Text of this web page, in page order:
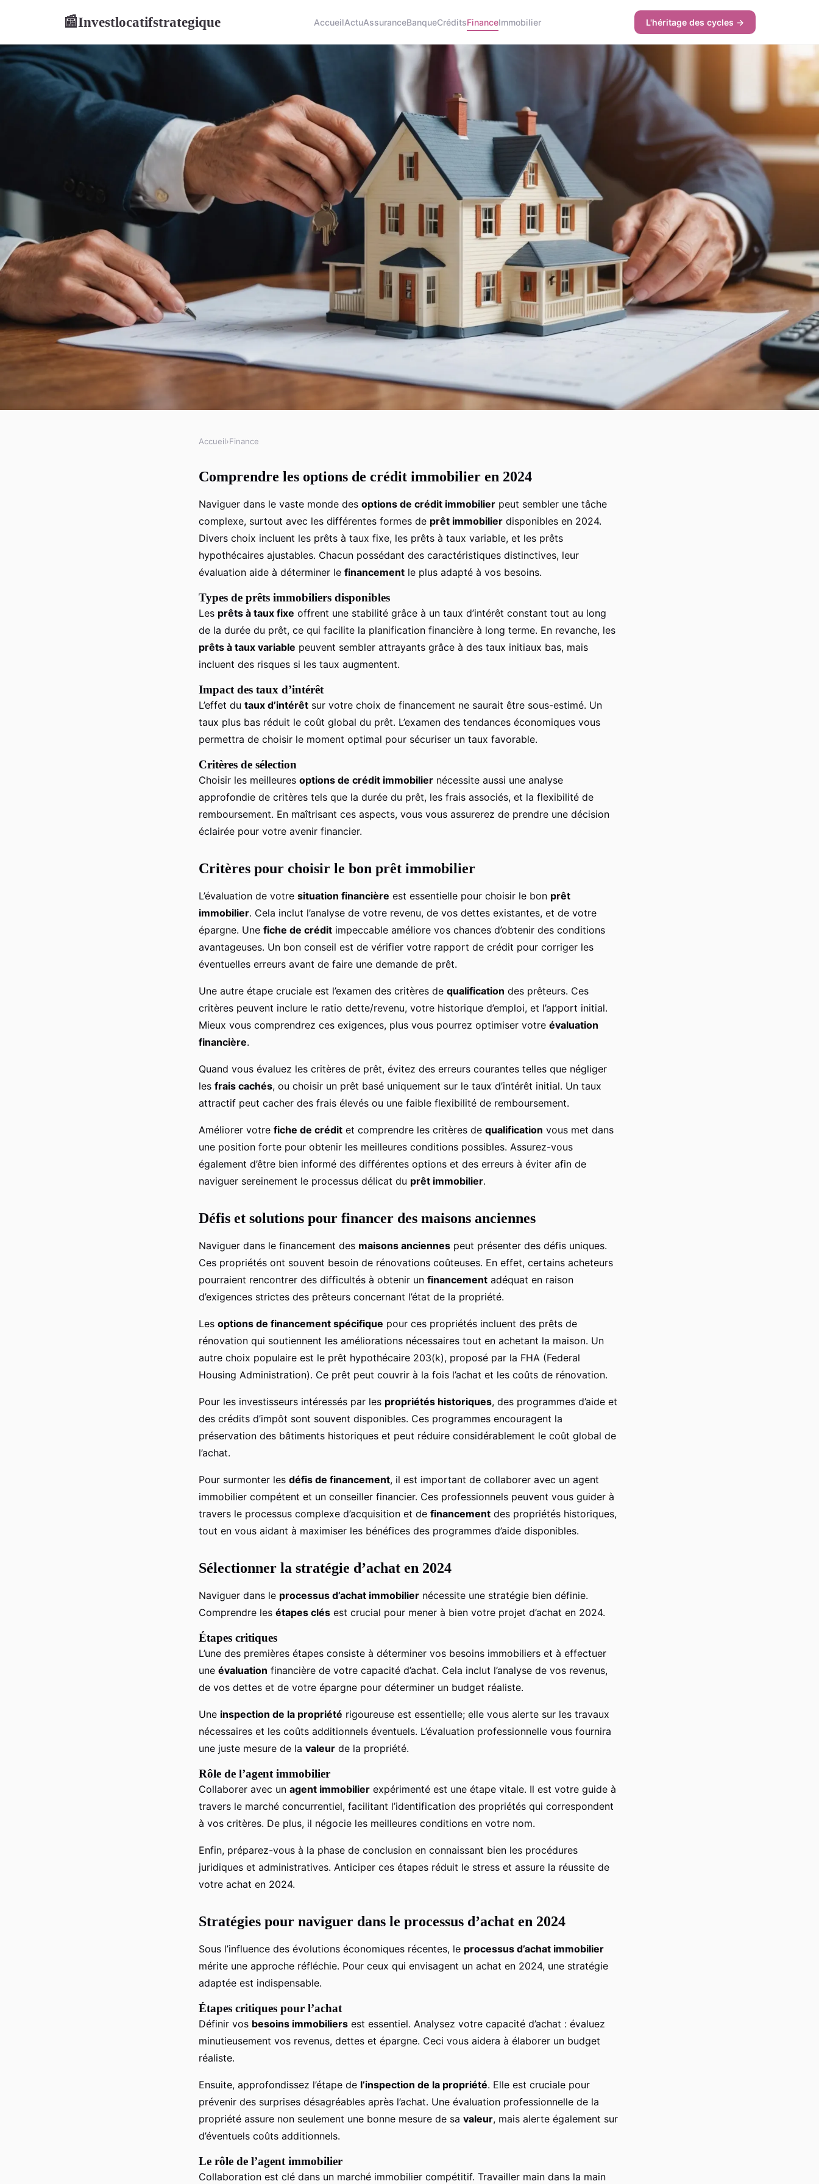
📰Investlocatifstrategique AccueilActuAssuranceBanqueCréditsFinanceImmobilier L'héritage des cycles →
2024 : votre stratégie pour dénicher le
crédit immobilier parfait et acquérir une
propriété ancienne !
Accueil›Finance
Comprendre les options de crédit immobilier en 2024
Naviguer dans le vaste monde des options de crédit immobilier peut sembler une tâche
complexe, surtout avec les différentes formes de prêt immobilier disponibles en 2024.
Divers choix incluent les prêts à taux fixe, les prêts à taux variable, et les prêts
hypothécaires ajustables. Chacun possédant des caractéristiques distinctives, leur
évaluation aide à déterminer le financement le plus adapté à vos besoins.
Types de prêts immobiliers disponibles
Les prêts à taux fixe offrent une stabilité grâce à un taux d’intérêt constant tout au long
de la durée du prêt, ce qui facilite la planification financière à long terme. En revanche, les
prêts à taux variable peuvent sembler attrayants grâce à des taux initiaux bas, mais
incluent des risques si les taux augmentent.
Impact des taux d’intérêt
L’effet du taux d’intérêt sur votre choix de financement ne saurait être sous-estimé. Un
taux plus bas réduit le coût global du prêt. L’examen des tendances économiques vous
permettra de choisir le moment optimal pour sécuriser un taux favorable.
Critères de sélection
Choisir les meilleures options de crédit immobilier nécessite aussi une analyse
approfondie de critères tels que la durée du prêt, les frais associés, et la flexibilité de
remboursement. En maîtrisant ces aspects, vous vous assurerez de prendre une décision
éclairée pour votre avenir financier.
Critères pour choisir le bon prêt immobilier
L’évaluation de votre situation financière est essentielle pour choisir le bon prêt
immobilier. Cela inclut l’analyse de votre revenu, de vos dettes existantes, et de votre
épargne. Une fiche de crédit impeccable améliore vos chances d’obtenir des conditions
avantageuses. Un bon conseil est de vérifier votre rapport de crédit pour corriger les
éventuelles erreurs avant de faire une demande de prêt.
Une autre étape cruciale est l’examen des critères de qualification des prêteurs. Ces
critères peuvent inclure le ratio dette/revenu, votre historique d’emploi, et l’apport initial.
Mieux vous comprendrez ces exigences, plus vous pourrez optimiser votre évaluation
financière.
Quand vous évaluez les critères de prêt, évitez des erreurs courantes telles que négliger
les frais cachés, ou choisir un prêt basé uniquement sur le taux d’intérêt initial. Un taux
attractif peut cacher des frais élevés ou une faible flexibilité de remboursement.
Améliorer votre fiche de crédit et comprendre les critères de qualification vous met dans
une position forte pour obtenir les meilleures conditions possibles. Assurez-vous
également d’être bien informé des différentes options et des erreurs à éviter afin de
naviguer sereinement le processus délicat du prêt immobilier.
Défis et solutions pour financer des maisons anciennes
Naviguer dans le financement des maisons anciennes peut présenter des défis uniques.
Ces propriétés ont souvent besoin de rénovations coûteuses. En effet, certains acheteurs
pourraient rencontrer des difficultés à obtenir un financement adéquat en raison
d’exigences strictes des prêteurs concernant l’état de la propriété.
Les options de financement spécifique pour ces propriétés incluent des prêts de
rénovation qui soutiennent les améliorations nécessaires tout en achetant la maison. Un
autre choix populaire est le prêt hypothécaire 203(k), proposé par la FHA (Federal
Housing Administration). Ce prêt peut couvrir à la fois l’achat et les coûts de rénovation.
Pour les investisseurs intéressés par les propriétés historiques, des programmes d’aide et
des crédits d’impôt sont souvent disponibles. Ces programmes encouragent la
préservation des bâtiments historiques et peut réduire considérablement le coût global de
l’achat.
Pour surmonter les défis de financement, il est important de collaborer avec un agent
immobilier compétent et un conseiller financier. Ces professionnels peuvent vous guider à
travers le processus complexe d’acquisition et de financement​ des propriétés historiques,
tout en vous aidant à maximiser les bénéfices des programmes d’aide disponibles.
Sélectionner la stratégie d’achat en 2024
Naviguer dans le processus d’achat immobilier nécessite une stratégie bien définie.
Comprendre les étapes clés est crucial pour mener à bien votre projet d’achat en 2024.
Étapes critiques
L’une des premières étapes consiste à déterminer vos besoins immobiliers et à effectuer
une évaluation financière de votre capacité d’achat. Cela inclut l’analyse de vos revenus,
de vos dettes et de votre épargne pour déterminer un budget réaliste.
Une inspection de la propriété rigoureuse est essentielle; elle vous alerte sur les travaux
nécessaires et les coûts additionnels éventuels. L’évaluation professionnelle vous fournira
une juste mesure de la valeur de la propriété.
Rôle de l’agent immobilier
Collaborer avec un agent immobilier expérimenté est une étape vitale. Il est votre guide à
travers le marché concurrentiel, facilitant l’identification des propriétés qui correspondent
à vos critères. De plus, il négocie les meilleures conditions en votre nom.
Enfin, préparez-vous à la phase de conclusion en connaissant bien les procédures
juridiques et administratives. Anticiper ces étapes réduit le stress et assure la réussite de
votre achat en 2024.
Stratégies pour naviguer dans le processus d’achat en 2024
Sous l’influence des évolutions économiques récentes, le processus d’achat immobilier
mérite une approche réfléchie. Pour ceux qui envisagent un achat en 2024, une stratégie
adaptée est indispensable.
Étapes critiques pour l’achat
Définir vos besoins immobiliers est essentiel. Analysez votre capacité d’achat : évaluez
minutieusement vos revenus, dettes et épargne. Ceci vous aidera à élaborer un budget
réaliste.
Ensuite, approfondissez l’étape de l’inspection de la propriété. Elle est cruciale pour
prévenir des surprises désagréables après l’achat. Une évaluation professionnelle de la
propriété assure non seulement une bonne mesure de sa valeur, mais alerte également sur
d’éventuels coûts additionnels.
Le rôle de l’agent immobilier
Collaboration est clé dans un marché immobilier compétitif. Travailler main dans la main